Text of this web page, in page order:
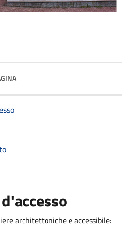
architettoniche e accessibile: